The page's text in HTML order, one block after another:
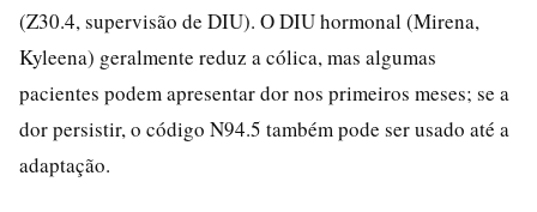
(Z30.4, supervisão de DIU). O DIU hormonal (Mirena,
Kyleena) geralmente reduz a cólica, mas algumas
pacientes podem apresentar dor nos primeiros meses; se a
dor persistir, o código N94.5 também pode ser usado até a
adaptação.